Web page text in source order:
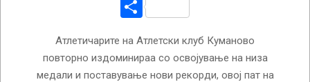
Share
Атлетичарите на Атлетски клуб Куманово
повторно издоминираа со освојување на низа
медали и поставување нови рекорди, овој пат на